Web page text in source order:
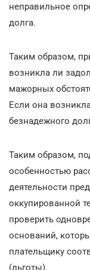
неправильное
долга.
Таким образом,
возникла ли
мажорных
Если она
безнадежного
Таким образом,
особенностью
деятельности
оккупированной
проверить
оснований,
плательщику
(льготы).